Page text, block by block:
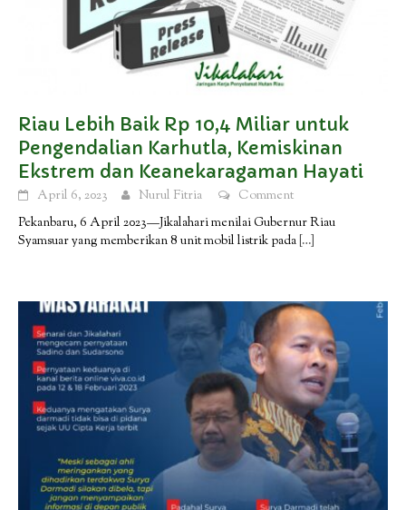
Riau Lebih Baik Rp 10,4 Miliar untuk
Pengendalian Karhutla, Kemiskinan
Ekstrem dan Keanekaragaman Hayati
April 6, 2023 Nurul Fitria
Comment
Pekanbaru, 6 April 2023—Jikalahari menilai Gubernur Riau
Syamsuar yang memberikan 8 unit mobil listrik pada […]